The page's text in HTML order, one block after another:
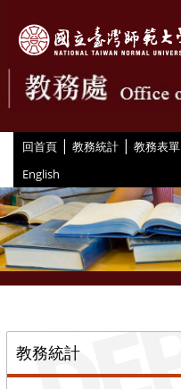
回首頁 | 教務統計 | 教務表單
English
教務統計